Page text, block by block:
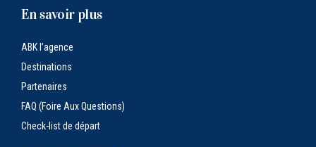
En savoir plus
ABK l’agence
Destinations
Partenaires
FAQ (Foire Aux Questions)
Check-list de départ